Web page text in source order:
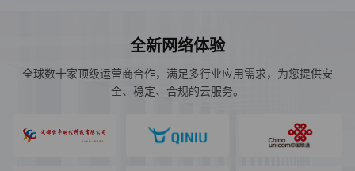
全新网络体验
全球数十家顶级运营商合作，满足多行业应用需求，为您提供安
全、稳定、合规的云服务。